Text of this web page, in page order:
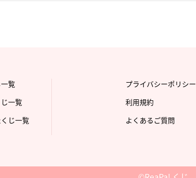
覧
一覧
じ一覧
プライバシーポリシー
利用規約
よくあるご質問